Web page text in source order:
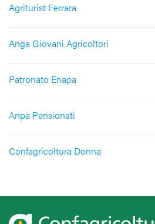
Agriturist Ferrara
Anga Giovani Agricoltori
Patronato Enapa
Anpa Pensionati
Confagricoltura Donna